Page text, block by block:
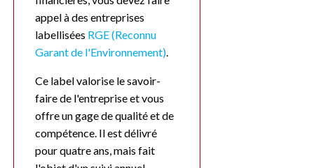
appel à des entreprises
labellisées RGE (Reconnu
Garant de l'Environnement).
Ce label valorise le savoir-
faire de l'entreprise et vous
offre un gage de qualité et de
compétence. Il est délivré
pour quatre ans, mais fait